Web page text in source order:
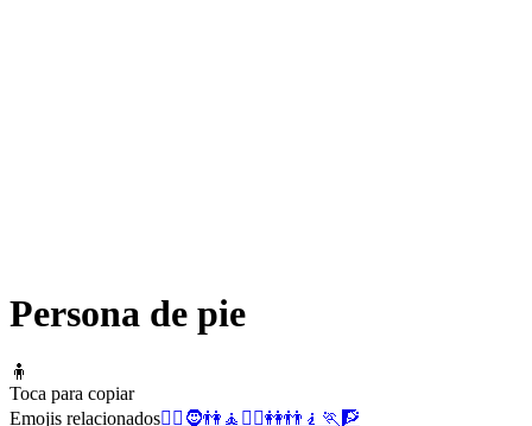
Persona de pie
🧍
Toca para copiar
Emojis relacionados🧍‍♂️ 🧔👫 🧘 🧍‍♀️👭👬 🧎 🏃 🧗